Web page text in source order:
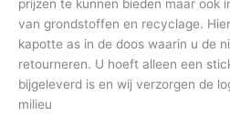
prijzen te kunnen bieden maar ook
van grondstoffen en recyclage.
kapotte as in de doos waarin u de
retourneren. U hoeft alleen een
bijgeleverd is en wij verzorgen de
milieu